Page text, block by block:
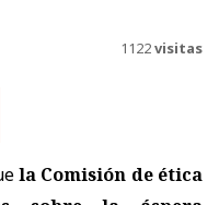
1122visitas
la Comisión de ética